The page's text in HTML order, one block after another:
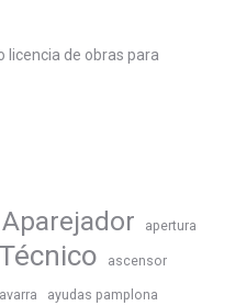
licencia de obras para
Aparejador apertura
ascensor
ayudas pamplona